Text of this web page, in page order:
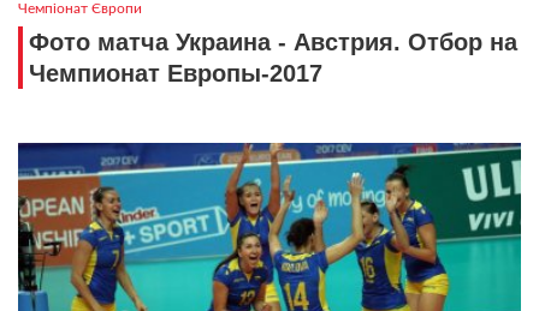
Чемпіонат Європи
Фото матча Украина - Австрия. Отбор на
Чемпионат Европы-2017